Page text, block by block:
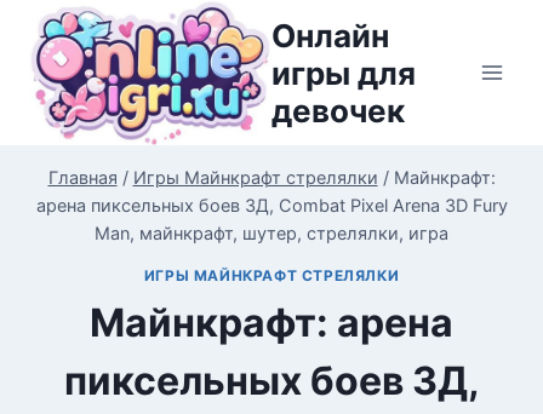
Перейти
содержимому
Онлайн
игры для
девочек
Главная / Игры Майнкрафт стрелялки / Майнкрафт:
арена пиксельных боев 3Д, Combat Pixel Arena 3D Fury
Man, майнкрафт, шутер, стрелялки, игра
ИГРЫ МАЙНКРАФТ СТРЕЛЯЛКИ
Майнкрафт: арена
пиксельных боев 3Д,